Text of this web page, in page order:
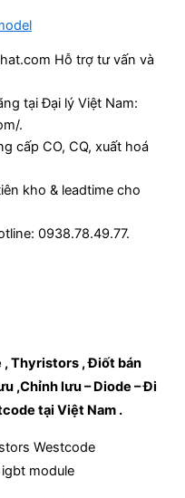
Hỗ trợ tư vấn và
tại Đại lý Việt Nam:
.
cấp CO, CQ, xuất hoá
kho & leadtime cho
0938.78.49.77.
, Thyristors , Điốt bán
,Chỉnh lưu – Diode – Đi
tại Việt Nam .
Westcode
module